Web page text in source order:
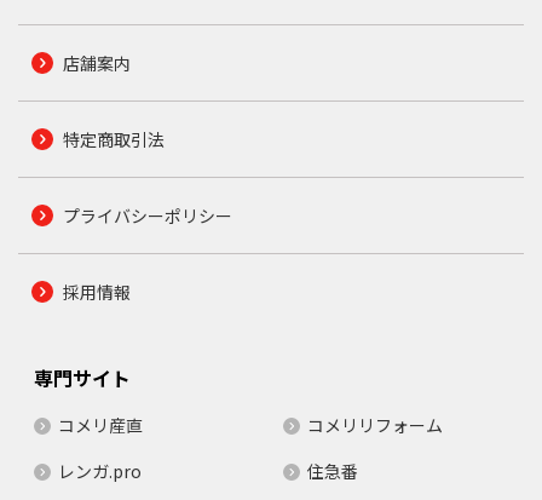
店舗案内
特定商取引法
プライバシーポリシー
採用情報
専門サイト
コメリ産直
コメリリフォーム
レンガ.pro
住急番